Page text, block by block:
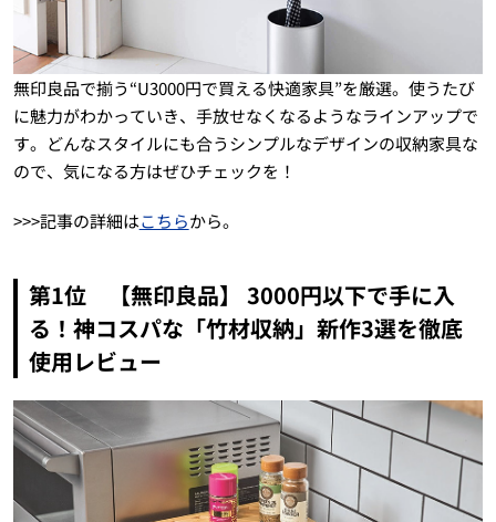
無印良品で揃う“U3000円で買える快適家具”を厳選。使うたび
に魅力がわかっていき、手放せなくなるようなラインアップで
す。どんなスタイルにも合うシンプルなデザインの収納家具な
ので、気になる方はぜひチェックを！
>>>記事の詳細はこちらから。
第1位 【無印良品】 3000円以下で手に入
る！神コスパな「竹材収納」新作3選を徹底
使用レビュー